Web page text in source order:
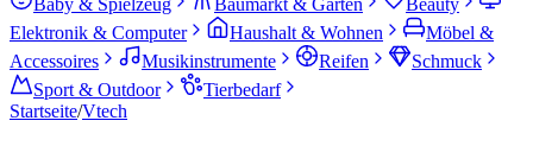
Baby & Spielzeug Baumarkt & Garten
Beauty
Elektronik & Computer
Haushalt & Wohnen
Möbel &
Accessoires
Musikinstrumente Reifen
Schmuck
Sport & Outdoor
Tierbedarf
Startseite/Vtech